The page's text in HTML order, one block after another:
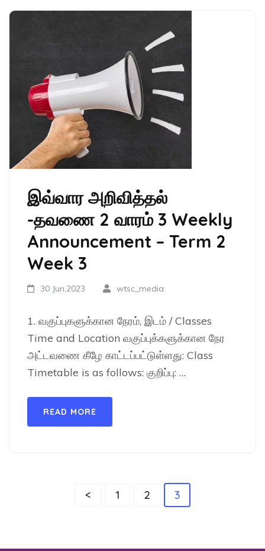
இவ்வார அறிவித்தல்
-தவணை 2 வாரம் 3 Weekly
Announcement – Term 2
Week 3
30 Jun,2023 wtsc_media
1. வகுப்புகளுக்கான நேரம், இடம் / Classes
Time and Location வகுப்புக்களுக்கான நேர
அட்டவணை கீழே காட்டப்பட்டுள்ளது: Class
Timetable is as follows: குறிப்பு: …
READ MORE
< Page
1 Page
2 Page
3